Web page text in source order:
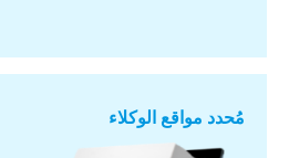
مُحدد مواقع الوكلاء